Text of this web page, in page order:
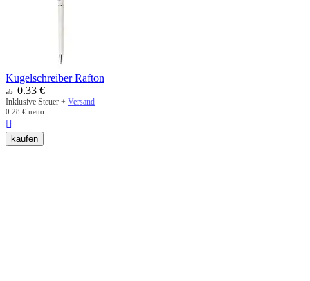
Kugelschreiber Rafton
ab 0.33 €
Inklusive Steuer + Versand
0.28 € netto

kaufen